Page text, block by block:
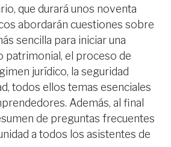
que durará unos noventa
abordarán cuestiones sobre
sencilla para iniciar una
patrimonial, el proceso de
jurídico, la seguridad
todos ellos temas esenciales
Además, al final
de preguntas frecuentes
a todos los asistentes de